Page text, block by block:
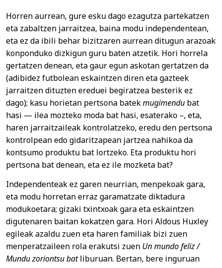
Horren aurrean, gure esku dago ezagutza partekatzen
eta zabaltzen jarraitzea, baina modu independentean,
eta ez da ibili behar bizitzaren aurrean ditugun arazoak
konponduko dizkigun guru baten atzetik. Hori horrela
gertatzen denean, eta gaur egun askotan gertatzen da
(adibidez futbolean eskaintzen diren eta gazteek
jarraitzen dituzten ereduei begiratzea besterik ez
dago); kasu horietan pertsona batekmugimendu bat
hasi — ilea mozteko moda bat hasi, esaterako –, eta,
haren jarraitzaileak kontrolatzeko, eredu den pertsona
kontrolpean edo gidaritzapean jartzea nahikoa da
kontsumo produktu bat lortzeko. Eta produktu hori
pertsona bat denean, eta ez ile mozketa bat?
Independenteak ez garen neurrian, menpekoak gara,
eta modu horretan erraz garamatzate diktadura
modukoetara; gizaki txintxoak gara eta eskaintzen
digutenaren baitan kokatzen gara. Hori Aldous Huxley
egileak azaldu zuen eta haren familiak bizi zuen
menperatzaileen rola erakutsi zuen Un mundo feliz /
Mundu zoriontsu batliburuan. Bertan, bere inguruan